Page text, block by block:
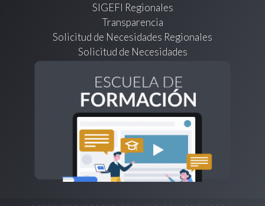
SIGEFI Regionales
Transparencia
Solicitud de Necesidades Regionales
Solicitud de Necesidades